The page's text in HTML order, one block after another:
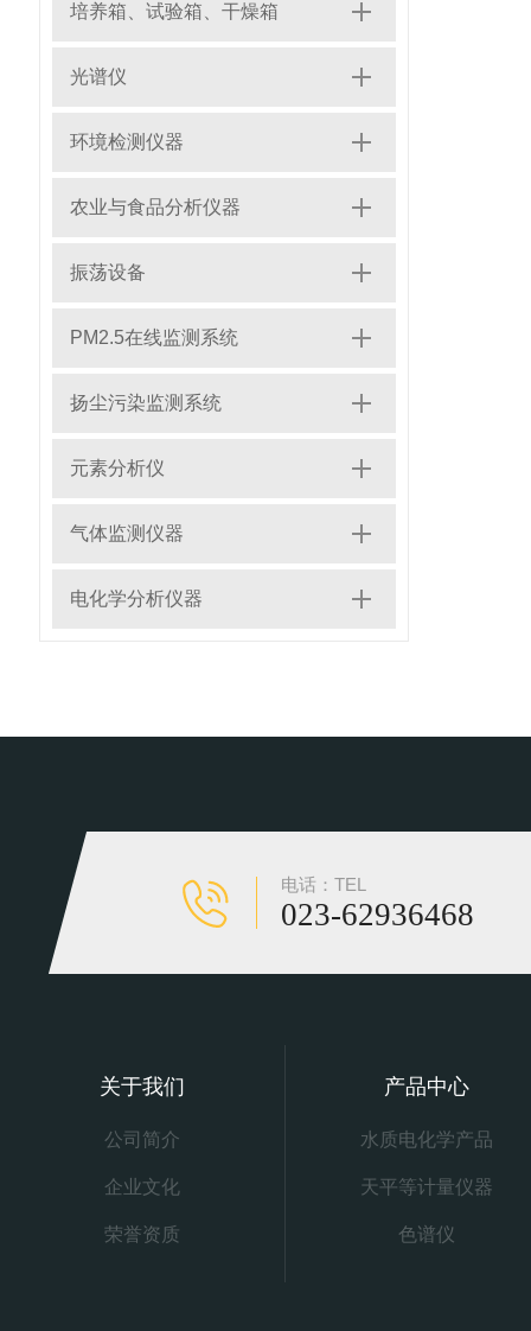
培养箱、试验箱、干燥箱
光谱仪
环境检测仪器
农业与食品分析仪器
振荡设备
PM2.5在线监测系统
扬尘污染监测系统
元素分析仪
气体监测仪器
电化学分析仪器
电话：TEL
023-62936468
关于我们
公司简介
企业文化
荣誉资质
产品中心
水质电化学产品
天平等计量仪器
色谱仪